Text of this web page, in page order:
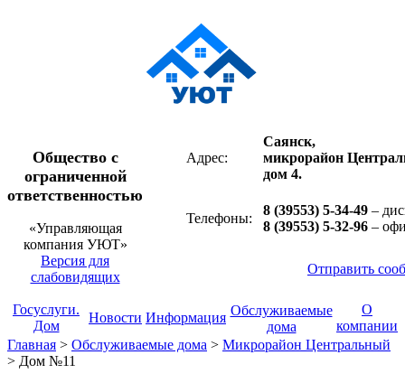
Общество с
ограниченной
ответственностью
«Управляющая
компания УЮТ»
Адрес:
Саянск,
микрорайон
дом 4.
Телефоны:
8 (39553) 5-34-49 –
8 (39553) 5-32-96 –
Версия для
слабовидящих
Отправить
Госуслуги.
Дом
Новости Информация Обслуживаемые
дома
О
компании
Главная > Обслуживаемые дома > Микрорайон Центральный
> Дом №11